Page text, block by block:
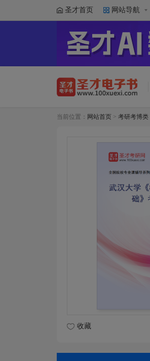
圣才首页 网站导航
当前位置： 网站首页 > 考研考博类
收藏